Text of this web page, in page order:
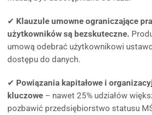
✔ Klauzule umowne ograniczające
użytkowników są bezskuteczne.
umową odebrać użytkownikowi
dostępu do danych.
✔ Powiązania kapitałowe i
kluczowe – nawet 25% udziałów
pozbawić przedsiębiorstwo statusu